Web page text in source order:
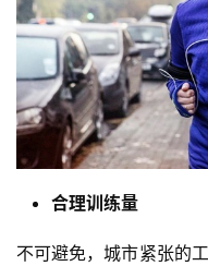
合理训练量
不可避免，城市紧张的